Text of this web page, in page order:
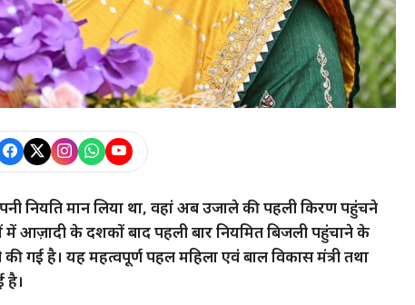
नियति मान लिया था, वहां अब उजाले की पहली किरण पहुंचने
आज़ादी के दशकों बाद पहली बार नियमित बिजली पहुंचाने के
गई है। यह महत्वपूर्ण पहल महिला एवं बाल विकास मंत्री तथा
है।